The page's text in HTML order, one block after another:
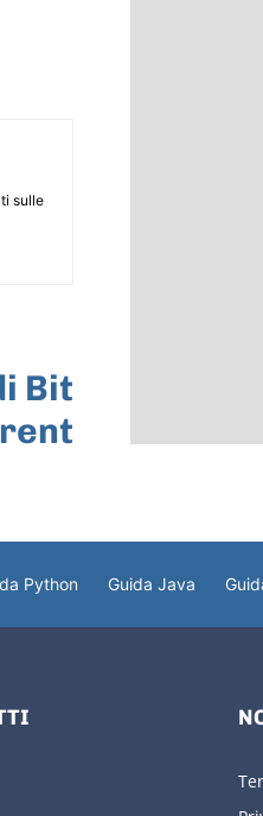
sulle
Bit
Python Guida Java